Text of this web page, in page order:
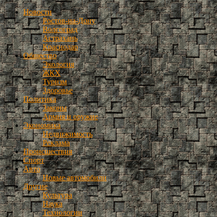
Новости
Ростов-на-Дону
Волгоград
Астрахань
Краснодар
Общество
Экология
ЖКХ
Туризм
Здоровье
Политика
Законы
Армия и оружие
Экономика
Недвижимость
Реклама
Происшествия
Спорт
Авто
Новые автомобили
Другие
Культура
Наука
Технологии